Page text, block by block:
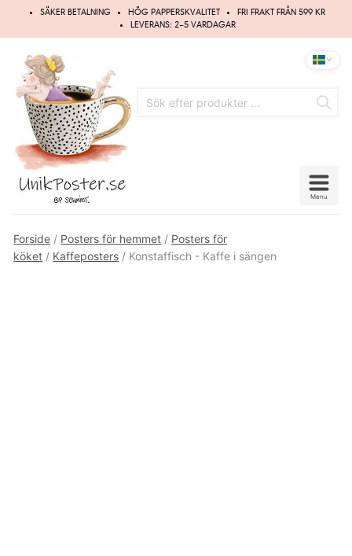
Hoppa
SÄKER BETALNING HÖG PAPPERSKVALITET
FRI FRAKT FRÅN 599 KR
LEVERANS: 2–5 VARDAGAR
Menu
Forside / Posters för hemmet / Posters för
köket / Kaffeposters / Konstaffisch - Kaffe i sängen